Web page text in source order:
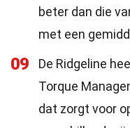
beter dan die
met een
09
De Ridgeline
Torque
dat zorgt voor